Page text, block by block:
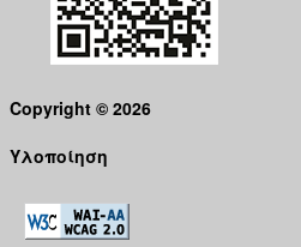
Copyright © 2026
Υλοποίηση